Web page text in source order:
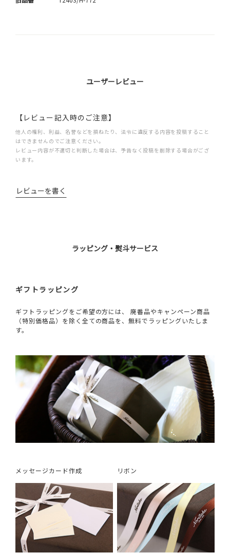
ユーザーレビュー
【レビュー記入時のご注意】
他人の権利、利益、名誉などを損ねたり、法令に違反する内容を投稿すること
はできませんのでご注意ください。
レビュー内容が不適切と判断した場合は、予告なく投稿を削除する場合がござ
います。
レビューを書く
ラッピング・熨斗サービス
ギフトラッピング
ギフトラッピングをご希望の方には、 廃番品やキャンペーン商品
（特別価格品）を除く全ての商品を、無料でラッピングいたしま
す。
メッセージカード作成 リボン